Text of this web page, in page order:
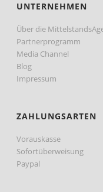
UNTERNEHMEN
Über die
Partnerprogramm
Media Channel
Blog
Impressum
ZAHLUNGSARTEN
Vorauskasse
Sofortüberweisung
Paypal